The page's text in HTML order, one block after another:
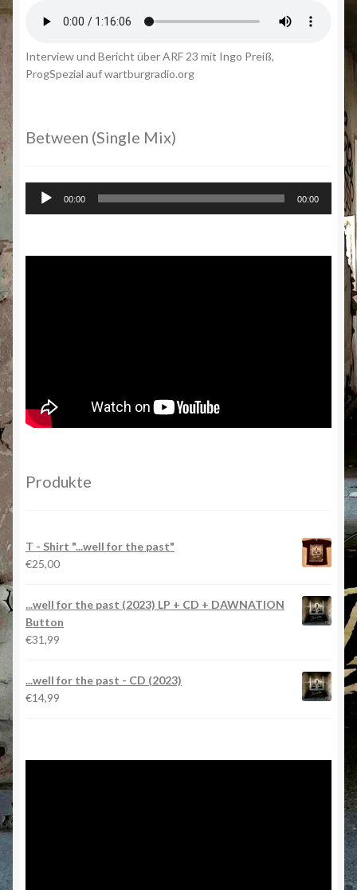
Interview und Bericht über ARF 23 mit Ingo Preiß,
ProgSpezial auf wartburgradio.org
Between (Single Mix)
Audio-
Player
00:00 00:00
Produkte
T - Shirt "...well for the past"
€25,00
...well for the past (2023) LP + CD + DAWNATION
Button
€31,99
...well for the past - CD (2023)
€14,99